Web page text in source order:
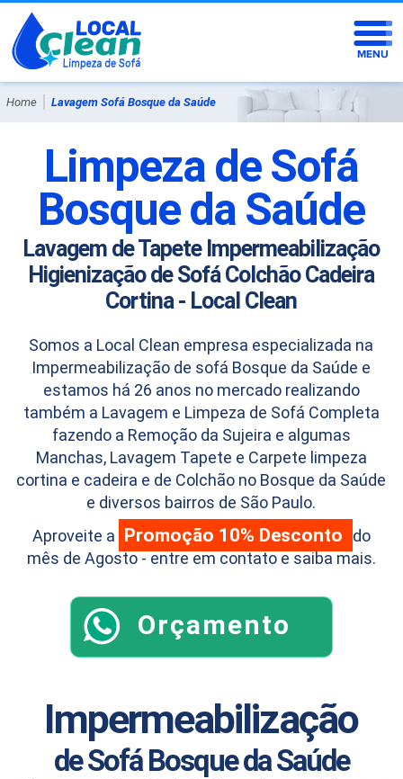
Home | Lavagem Sofá Bosque da Saúde
Limpeza de Sofá
Bosque da Saúde
Lavagem de Tapete Impermeabilização
Higienização de Sofá Colchão Cadeira
Cortina - Local Clean
Somos a Local Clean empresa especializada na
Impermeabilização de sofá Bosque da Saúde e
estamos há 26 anos no mercado realizando
também a Lavagem e Limpeza de Sofá Completa
fazendo a Remoção da Sujeira e algumas
Manchas, Lavagem Tapete e Carpete limpeza
cortina e cadeira e de Colchão no Bosque da Saúde
e diversos bairros de São Paulo.
Aproveite a Promoção 10% Desconto
do
mês de Agosto - entre em contato e saiba mais.
Orçamento
Impermeabilização
de SofáBosque da Saúde